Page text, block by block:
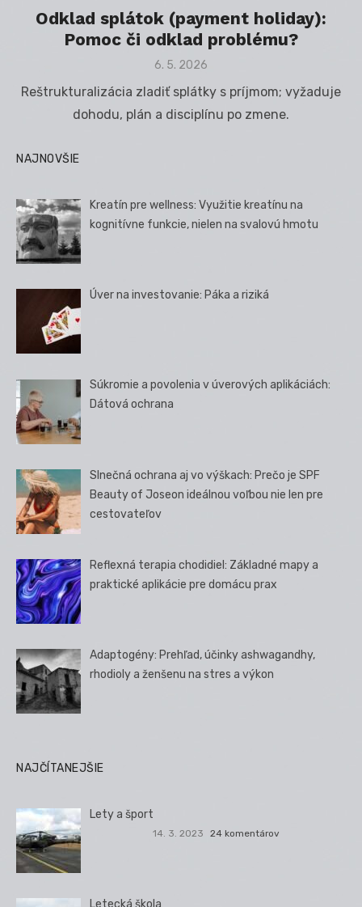
Odklad splátok (payment holiday):
Pomoc či odklad problému?
Posted
6. 5. 2026
Reštrukturalizácia zladiť splátky s príjmom; vyžaduje
dohodu, plán a disciplínu po zmene.
NAJNOVŠIE
Kreatín pre wellness: Využitie kreatínu na
kognitívne funkcie, nielen na svalovú hmotu
Úver na investovanie: Páka a riziká
Súkromie a povolenia v úverových aplikáciách:
Dátová ochrana
Slnečná ochrana aj vo výškach: Prečo je SPF
Beauty of Joseon ideálnou voľbou nie len pre
cestovateľov
Reflexná terapia chodidiel: Základné mapy a
praktické aplikácie pre domácu prax
Adaptogény: Prehľad, účinky ashwagandhy,
rhodioly a ženšenu na stres a výkon
NAJČÍTANEJŠIE
Lety a šport
14. 3. 2023 24 komentárov